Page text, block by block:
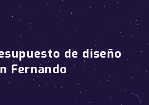
de diseño
Fernando